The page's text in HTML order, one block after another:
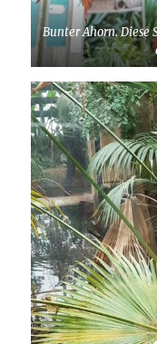
Bunter Ahorn. Diese